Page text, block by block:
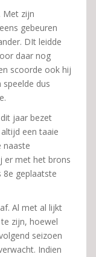
Met zijn
gebeuren
DIt leidde
daar nog
scoorde ook hij
dus
jaar bezet
een taaie
naaste
er met het brons
geplaatste
Al met al lijkt
zijn, hoewel
seizoen
Indien